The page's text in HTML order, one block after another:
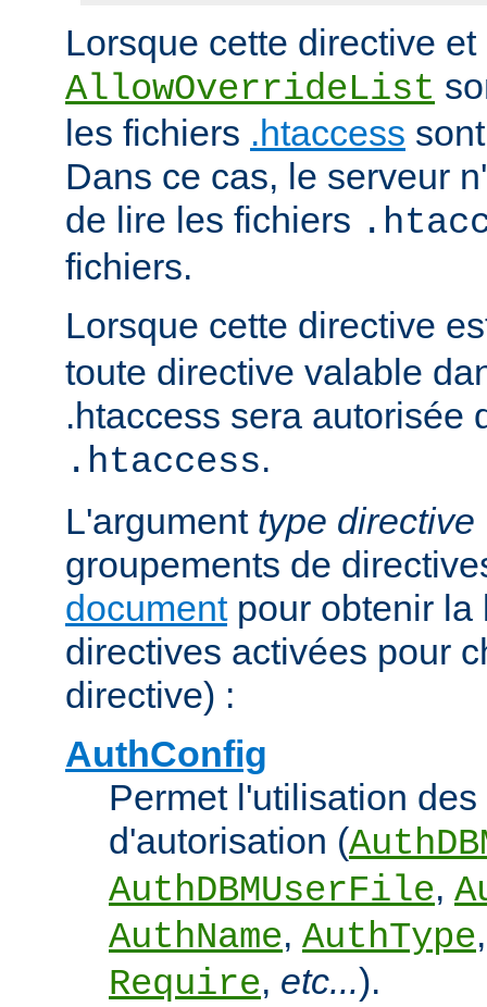
Lorsque cette directive
AllowOverrideList
les fichiers .htaccess
Dans ce cas, le serveur
de lire les fichiers
fichiers.
Lorsque cette directive
toute directive valable
.htaccess sera autorisée
.htaccess.
L'argument type directive
groupements de
documentpour obtenir la
directives activées pour
directive) :
AuthConfig
Permet l'utilisation
d'autorisation (
AuthDBMUserFile,
AuthName, AuthType
Require, etc...).